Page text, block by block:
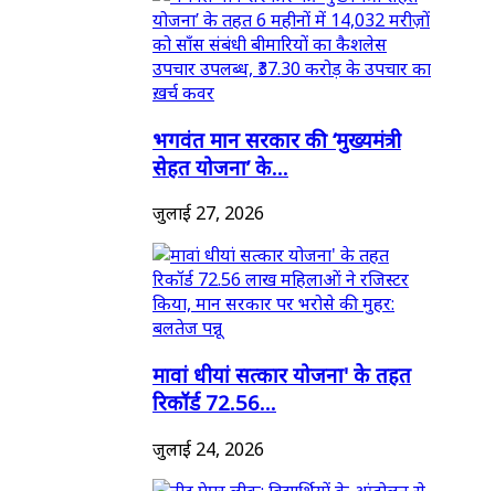
भगवंत मान सरकार की ‘मुख्यमंत्री
सेहत योजना’ के...
जुलाई 27, 2026
मावां धीयां सत्कार योजना' के तहत
रिकॉर्ड 72.56...
जुलाई 24, 2026